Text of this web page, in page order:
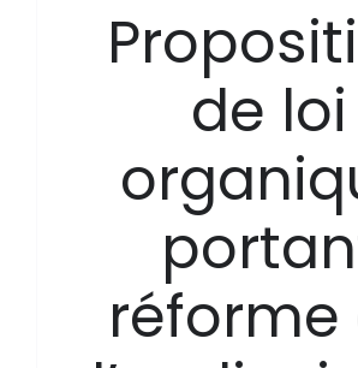
de loi
réforme